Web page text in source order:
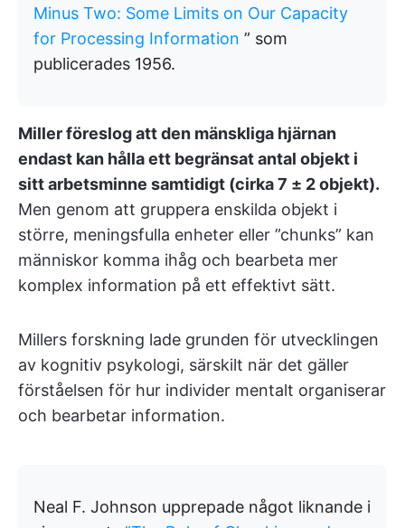
Minus Two: Some Limits on Our Capacity
for Processing Information ” som
publicerades 1956.
Miller föreslog att den mänskliga hjärnan
endast kan hålla ett begränsat antal objekt i
sitt arbetsminne samtidigt (cirka 7 ± 2 objekt).
Men genom att gruppera enskilda objekt i
större, meningsfulla enheter eller ”chunks” kan
människor komma ihåg och bearbeta mer
komplex information på ett effektivt sätt.
Millers forskning lade grunden för utvecklingen
av kognitiv psykologi, särskilt när det gäller
förståelsen för hur individer mentalt organiserar
och bearbetar information.
Neal F. Johnson upprepade något liknande i